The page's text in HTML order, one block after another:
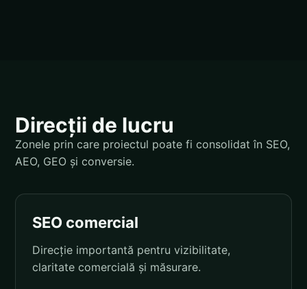
Direcții de lucru
Zonele prin care proiectul poate fi consolidat în SEO,
AEO, GEO și conversie.
SEO comercial
Direcție importantă pentru vizibilitate,
claritate comercială și măsurare.